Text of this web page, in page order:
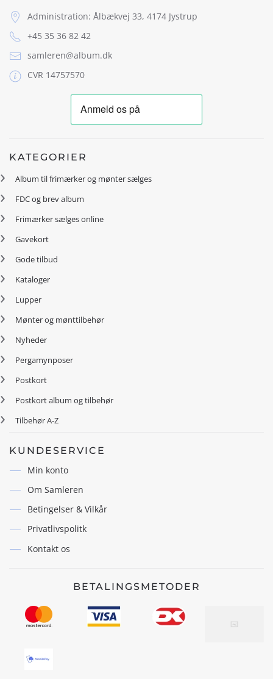
Administration: Ålbækvej 33, 4174 Jystrup
+45 35 36 82 42
samleren@album.dk
CVR 14757570
KATEGORIER
Album til frimærker og mønter sælges
FDC og brev album
Frimærker sælges online
Gavekort
Gode tilbud
Kataloger
Lupper
Mønter og mønttilbehør
Nyheder
Pergamynposer
Postkort
Postkort album og tilbehør
Tilbehør A-Z
KUNDESERVICE
Min konto
Om Samleren
Betingelser & Vilkår
Privatlivspolitk
Kontakt os
BETALINGSMETODER